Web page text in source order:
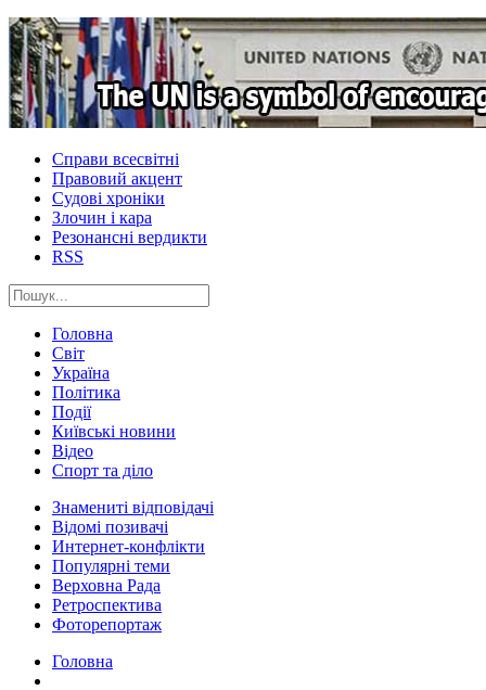
Справи всесвітні
Правовий акцент
Судові хроніки
Злочин і кара
Резонансні вердикти
RSS
Головна
Світ
Україна
Політика
Події
Київські новини
Відео
Спорт та діло
Знамениті відповідачі
Відомі позивачі
Интернет-конфлікти
Популярні теми
Верховна Рада
Ретроспектива
Фоторепортаж
Головна